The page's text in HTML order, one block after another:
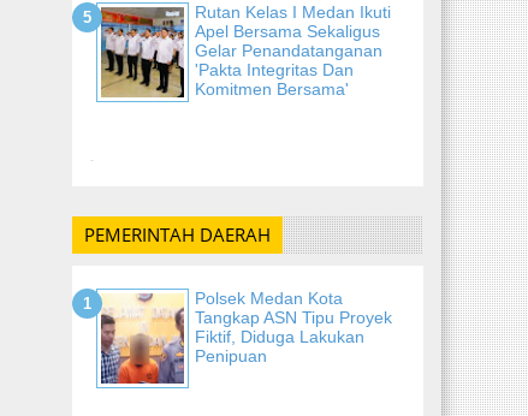
Rutan Kelas I Medan Ikuti
Apel Bersama Sekaligus
Gelar Penandatanganan
'Pakta Integritas Dan
Komitmen Bersama'
-
PEMERINTAH DAERAH
Polsek Medan Kota
Tangkap ASN Tipu Proyek
Fiktif, Diduga Lakukan
Penipuan